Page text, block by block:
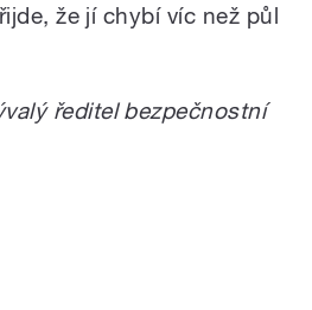
že jí chybí víc než půl
ředitel bezpečnostní